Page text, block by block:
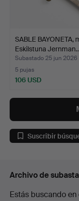
SABLE BAYONETA,
Eskilstuna
Subastado 25 jun 2026
5 pujas
106 USD
Suscribir
Archivo de
Estás buscando